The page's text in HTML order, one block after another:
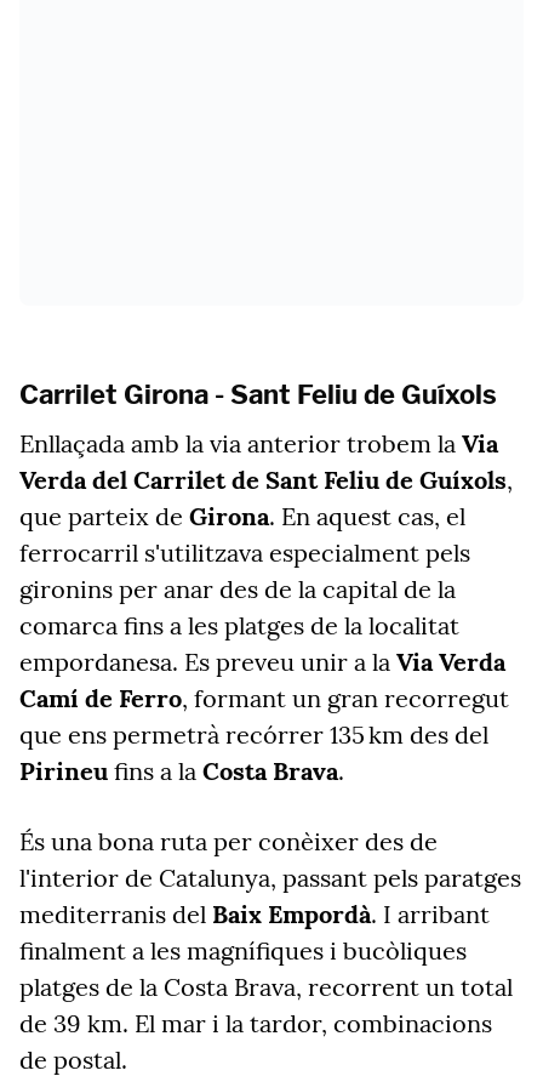
Carrilet Girona - Sant Feliu de Guíxols
Enllaçada amb la via anterior trobem la Via
Verda del Carrilet de Sant Feliu de Guíxols,
que parteix de Girona. En aquest cas, el
ferrocarril s'utilitzava especialment pels
gironins per anar des de la capital de la
comarca fins a les platges de la localitat
empordanesa. Es preveu unir a la Via Verda
Camí de Ferro, formant un gran recorregut
que ens permetrà recórrer 135 km des del
Pirineu fins a la Costa Brava.
És una bona ruta per conèixer des de
l'interior de Catalunya, passant pels paratges
mediterranis del Baix Empordà. I arribant
finalment a les magnífiques i bucòliques
platges de la Costa Brava, recorrent un total
de 39 km. El mar i la tardor, combinacions
de postal.